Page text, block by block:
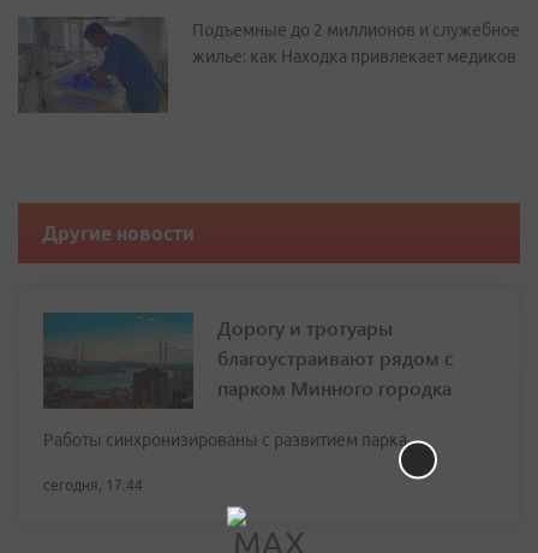
Подъемные до 2 миллионов и служебное
жилье: как Находка привлекает медиков
Другие новости
Дорогу и тротуары
благоустраивают рядом с
парком Минного городка
Работы синхронизированы с развитием парка
сегодня, 17:44